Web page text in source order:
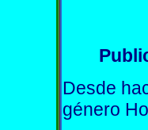
Desde
género